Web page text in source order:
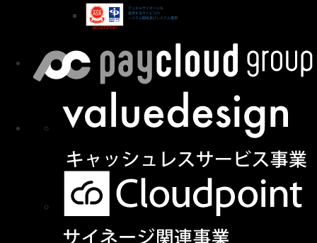
デジタルサイネージを
提供するサービスの
システム開発及びシステム運用